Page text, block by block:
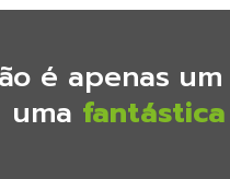
é apenas
uma fantástica